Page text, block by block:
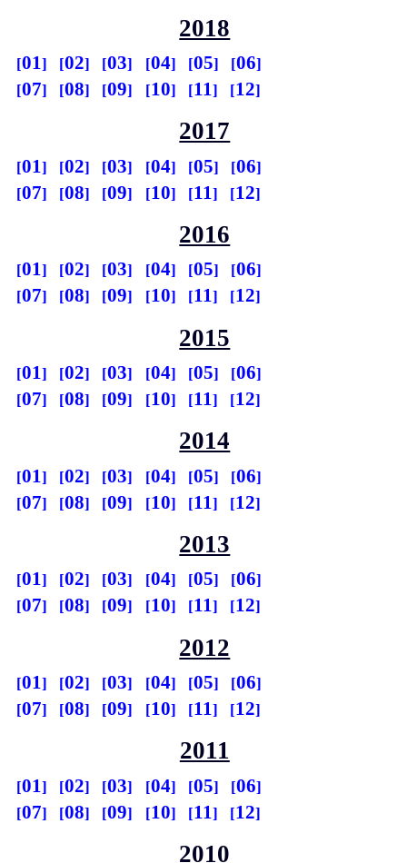
2018
01 02 03 04 05
06
07
08 09 10 11 12
2017
01 02 03 04 05
06
07
08 09 10 11 12
2016
01 02 03 04 05
06
07
08 09 10 11 12
2015
01 02 03 04 05
06
07
08 09 10 11 12
2014
01 02 03 04 05
06
07
08 09 10 11 12
2013
01 02 03 04 05
06
07
08 09 10 11 12
2012
01 02 03 04 05
06
07
08 09 10 11 12
2011
01 02 03 04 05
06
07
08 09 10 11 12
2010